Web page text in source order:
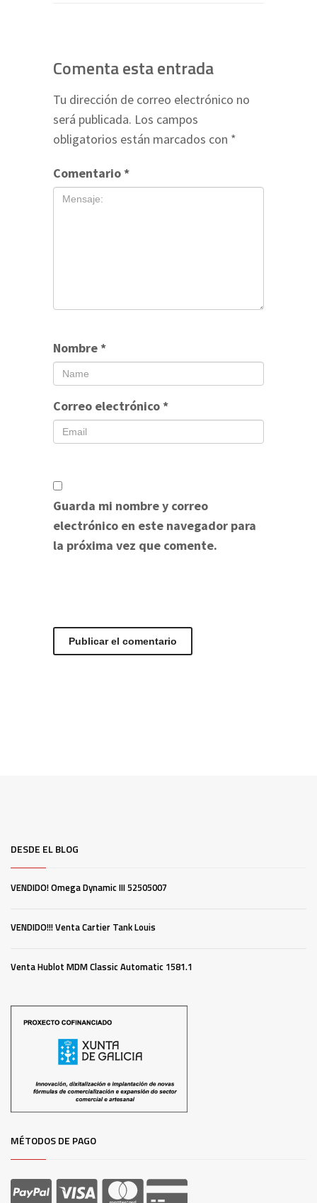
Comenta esta entrada
Tu dirección de correo electrónico no
será publicada. Los campos
obligatorios están marcados con *
Comentario*
Nombre*
Correo electrónico*
Guarda mi nombre y correo
electrónico en este navegador para
la próxima vez que comente.
DESDE EL BLOG
VENDIDO! Omega Dynamic III 52505007
VENDIDO!!! Venta Cartier Tank Louis
Venta Hublot MDM Classic Automatic 1581.1
MÉTODOS DE PAGO